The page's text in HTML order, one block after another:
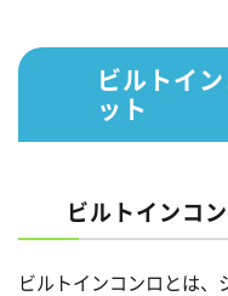
ビルトイ
ット
ビルトインコ
ビルトインコンロとは